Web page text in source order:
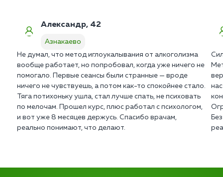
Александр, 42
Азнакаево
Не думал, что метод иглоукалывания от алкоголизма
вообще работает, но попробовал, когда уже ничего не
помогало. Первые сеансы были странные — вроде
ничего не чувствуешь, а потом как-то спокойнее стало.
Тяга потихоньку ушла, стал лучше спать, не психовать
по мелочам. Прошел курс, плюс работал с психологом,
и вот уже 8 месяцев держусь. Спасибо врачам,
реально понимают, что делают.